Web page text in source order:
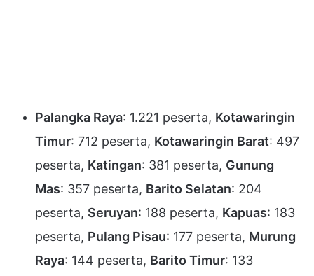
Palangka Raya: 1.221 peserta, Kotawaringin
Timur: 712 peserta, Kotawaringin Barat: 497
peserta, Katingan: 381 peserta, Gunung
Mas: 357 peserta, Barito Selatan: 204
peserta, Seruyan: 188 peserta, Kapuas: 183
peserta, Pulang Pisau: 177 peserta, Murung
Raya: 144 peserta, Barito Timur: 133